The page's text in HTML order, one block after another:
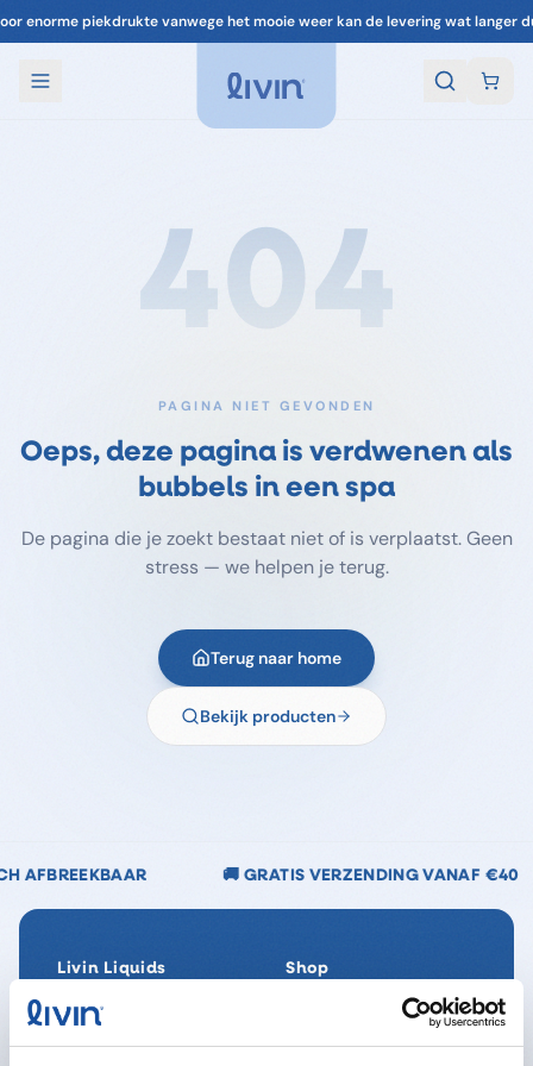
enorme piekdrukte vanwege het mooie weer kan de levering wat langer
404
PAGINA NIET GEVONDEN
Oeps, deze pagina is verdwenen als
bubbels in een spa
De pagina die je zoekt bestaat niet of is verplaatst. Geen
stress — we helpen je terug.
Terug naar home
Bekijk producten
🚚 GRATIS VERZENDING VANAF €40 🌿
Livin Liquids
Ons verhaal
Onze Impact
Shop
SpaReady